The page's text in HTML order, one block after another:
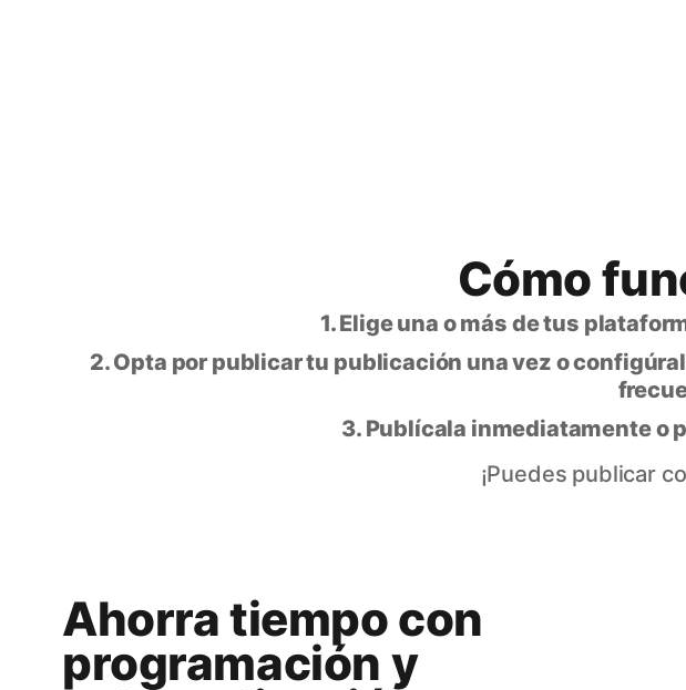
Cómo
1. Elige una o más de tus
2. Opta por publicar tu publicación una vez o
3. Publícala inmediatamente o
¡Puedes publicar
Ahorra tiempo con
programación y